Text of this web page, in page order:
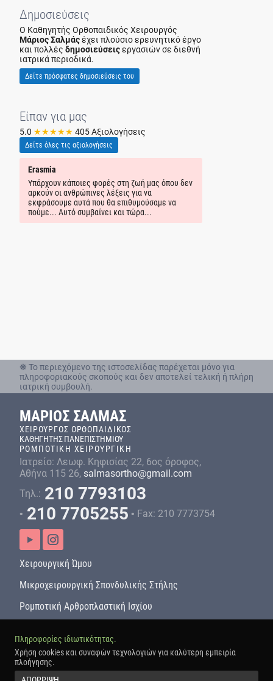
Δημοσιεύσεις
Ο Καθηγητής Ορθοπαιδικός Χειρουργός
Μάριος Σαλμάςέχει πλούσιο ερευνητικό έργο
και πολλές δημοσιεύσειςεργασιών σε διεθνή
ιατρικά περιοδικά.
Δείτε πρόσφατες δημοσιεύσεις του
Είπαν για μας
5.0 ★★★★★ 405 Αξιολογήσεις
Δείτε όλες τις αξιολογήσεις
Erasmia
Υπάρχουν κάποιες φορές στη ζωή μας όπου δεν
αρκούν οι ανθρώπινες λέξεις για να
εκφράσουμε αυτά που θα επιθυμούσαμε να
πούμε... Αυτό συμβαίνει και τώρα...
❋ Το περιεχόμενο της ιστοσελίδας παρέχεται μόνο για
πληροφοριακούς σκοπούς και δεν αποτελεί τελική ή πλήρη
ιατρική συμβουλή.
Χειρουργική Ώμου
Μικροχειρουργική Σπονδυλικής Στήλης
Ρομποτική Αρθροπλαστική Ισχίου
Πολιτική Απορρήτου
Όροι Χρήσης
ΜΑΡΙΟΣ ΣΑΛΜΑΣ
ΧΕΙΡΟΥΡΓΟΣ ΟΡΘΟΠAIΔΙΚΟΣ
ΚΑΘΗΓΗΤΗΣ ΠΑΝΕΠΙΣΤΗΜΙΟΥ
ΡΟΜΠΟΤΙΚΗ ΧΕΙΡΟΥΡΓΙΚΗ
Ιατρείο: Λεωφ. Κηφισίας 22, 6ος όροφος,
Αθήνα 115 26, salmasortho@gmail.com
Τηλ.: 210 7793103
• 210 7705255 • Fax: 210 7773754
Πληροφορίες ιδιωτικότητας.
Χρήση cookies και συναφών τεχνολογιών για καλύτερη εμπειρία
πλοήγησης.